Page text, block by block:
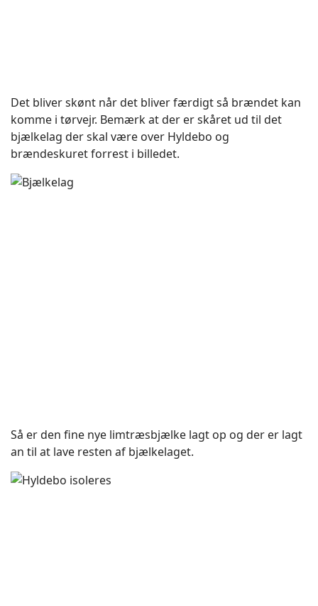
Det bliver skønt når det bliver færdigt så brændet kan
komme i tørvejr. Bemærk at der er skåret ud til det
bjælkelag der skal være over Hyldebo og
brændeskuret forrest i billedet.
Så er den fine nye limtræsbjælke lagt op og der er lagt
an til at lave resten af bjælkelaget.